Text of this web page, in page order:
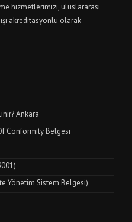
hizmetlerimizi, uluslararası
akreditasyonlu olarak
Ankara
Conformity Belgesi
Yönetim Sistem Belgesi)